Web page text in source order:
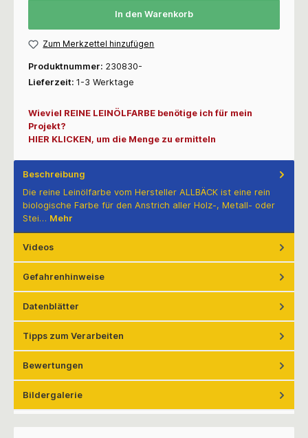
In den Warenkorb
Zum Merkzettel hinzufügen
Produktnummer: 230830-
Lieferzeit: 1-3 Werktage
Wieviel REINE LEINÖLFARBE benötige ich für mein
Projekt?
HIER KLICKEN, um die Menge zu ermitteln
Beschreibung
Die reine Leinölfarbe vom Hersteller ALLBÄCK ist eine rein
biologische Farbe für den Anstrich aller Holz-, Metall- oder
Stei… Mehr
Videos
Gefahrenhinweise
Datenblätter
Tipps zum Verarbeiten
Bewertungen
Bildergalerie